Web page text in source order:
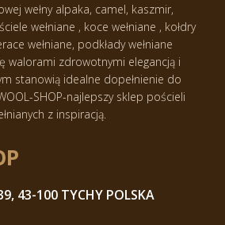
wełny alpaka, camel, kaszmir,
wełniane , koce wełniane , kołdry
wełniane, podkłady wełniane
walorami zdrowotnymi elegancją i
stanowią idealne dopełnienie do
SHOP-najlepszy sklep pościeli
z inspiracją.
43-100 TYCHY POLSKA